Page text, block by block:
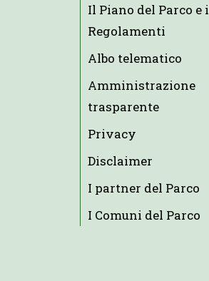
Il Piano del Parco e i
Regolamenti
Albo telematico
Amministrazione
trasparente
Privacy
Disclaimer
I partner del Parco
I Comuni del Parco